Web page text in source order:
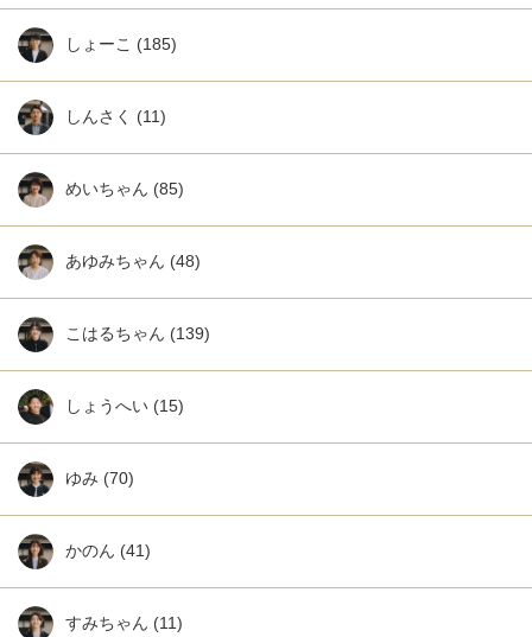
しょーこ (185)
しんさく (11)
めいちゃん (85)
あゆみちゃん (48)
こはるちゃん (139)
しょうへい (15)
ゆみ (70)
かのん (41)
すみちゃん (11)